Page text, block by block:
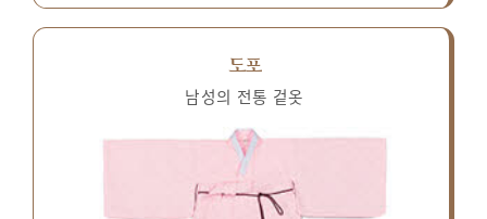
도포
남성의 전통 겉옷